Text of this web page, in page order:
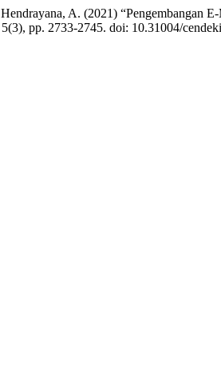
A. (2021) “Pengembangan
5(3), pp. 2733-2745. doi: 10.31004/